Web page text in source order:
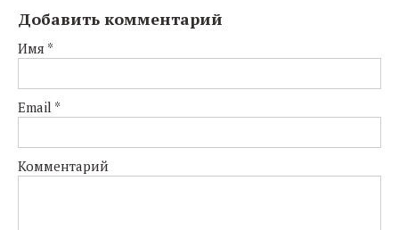
Добавить комментарий
Имя *
Email *
Комментарий